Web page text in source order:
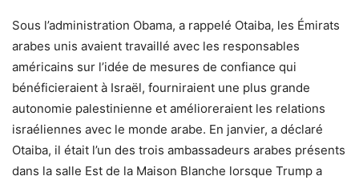
Sous l’administration Obama, a rappelé Otaiba, les Émirats
arabes unis avaient travaillé avec les responsables
américains sur l’idée de mesures de confiance qui
bénéficieraient à Israël, fourniraient une plus grande
autonomie palestinienne et amélioreraient les relations
israéliennes avec le monde arabe. En janvier, a déclaré
Otaiba, il était l’un des trois ambassadeurs arabes présents
dans la salle Est de la Maison Blanche lorsque Trump a